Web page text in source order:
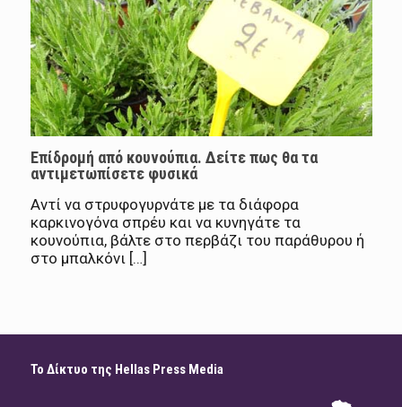
Επίδρομή από κουνούπια. Δείτε πως θα τα
αντιμετωπίσετε φυσικά
Αντί να στρυφογυρνάτε με τα διάφορα
καρκινογόνα σπρέυ και να κυνηγάτε τα
κουνούπια, βάλτε στο περβάζι του παράθυρου ή
στο μπαλκόνι […]
Το Δίκτυο της Hellas Press Media